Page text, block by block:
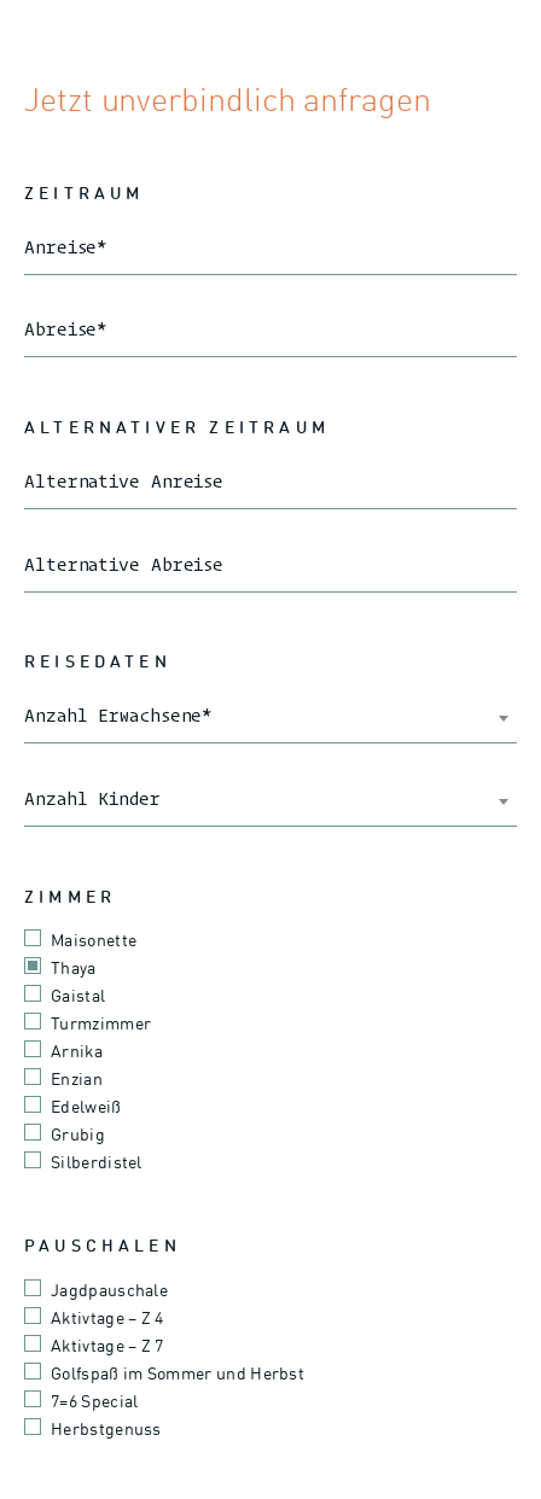
Jetzt unverbindlich anfragen
ZEITRAUM
Anreise*
Abreise*
ALTERNATIVER ZEITRAUM
Alternative Anreise
Alternative Abreise
REISEDATEN
Anzahl Erwachsene*
Anzahl Kinder
ZIMMER
Maisonette
Thaya
Gaistal
Turmzimmer
Arnika
Enzian
Edelweiß
Grubig
Silberdistel
PAUSCHALEN
Jagdpauschale
Aktivtage – Z 4
Aktivtage – Z 7
Golfspaß im Sommer und Herbst
7=6 Special
Herbstgenuss